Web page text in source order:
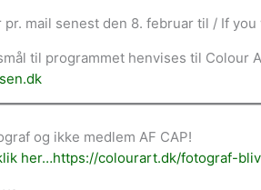
mail senest den 8. februar til / If
til programmet henvises til Colour
og ikke medlem AF CAP!
her…https://colourart.dk/fotograf-